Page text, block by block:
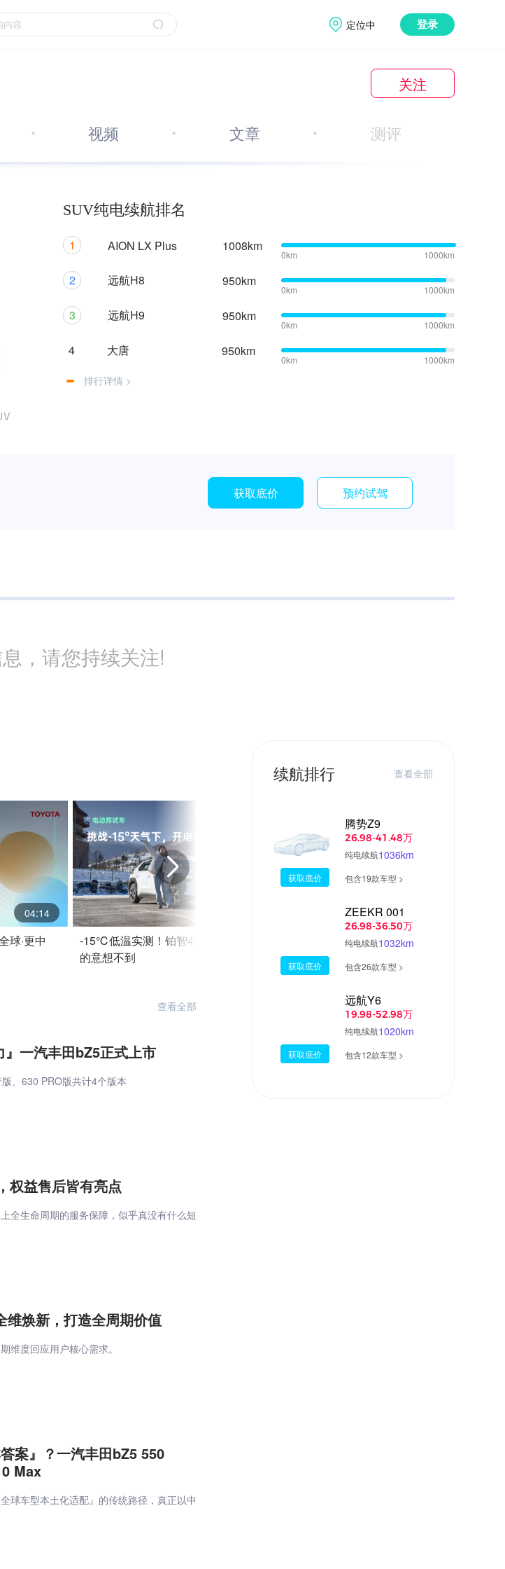
定位中 登录
关注
视频 文章 测评
SUV纯电续航排名
1 AION LX Plus 1008km
0km 1000km
2 远航H8 950km
0km 1000km
3 远航H9 950km
0km 1000km
4 大唐 950km
0km 1000km
排行详情 >
获取底价 预约试驾
，请您持续关注!
04:14
球·更中
-15℃低温实测！铂智4X的续航达成率真
的意想不到
运动个性+实用空间，丰田bZ全新概念
查看全部
一汽丰田bZ5正式上市
、630 PRO版共计4个版本
权益售后皆有亮点
全生命周期的服务保障，似乎真没有什么短
维焕新，打造全周期价值
维度回应用户核心需求。
案』？一汽丰田bZ5 550
Max
球车型本土化适配』的传统路径，真正以中
续航排行 查看全部
获取底价
腾势Z9
26.98-41.48万
纯电续航1036km
包含19款车型 >
获取底价
ZEEKR 001
26.98-36.50万
纯电续航1032km
包含26款车型 >
获取底价
远航Y6
19.98-52.98万
纯电续航1020km
包含12款车型 >